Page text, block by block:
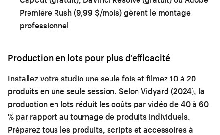
Premiere Rush (9,99 $/mois) gèrent le montage
professionnel
Production en lots pour plus d'efficacité
Installez votre studio une seule fois et filmez 10 à 20
produits en une seule session. Selon Vidyard (2024), la
production en lots réduit les coûts par vidéo de 40 à 60
% par rapport au tournage de produits individuels.
Préparez tous les produits, scripts et accessoires à